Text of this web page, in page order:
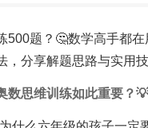
500题？🤔数学高手都
，分享解题思路与实用
数思维训练如此重要？💡